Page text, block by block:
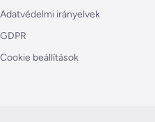
Adatvédelmi irányelvek
GDPR
Cookie beállítások